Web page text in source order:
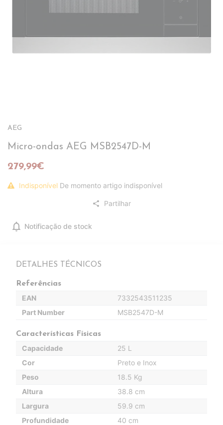
AEG
Micro-ondas AEG MSB2547D-M
279,99€
Indisponível De momento artigo indisponível
share Partilhar
notifications Notificação de stock
DETALHES TÉCNICOS
Referências
EAN
7332543511235
Part Number
MSB2547D-M
Características Físicas
Capacidade
25 L
Cor
Preto e Inox
Peso
18.5 Kg
Altura
38.8 cm
Largura
59.9 cm
Profundidade
40 cm